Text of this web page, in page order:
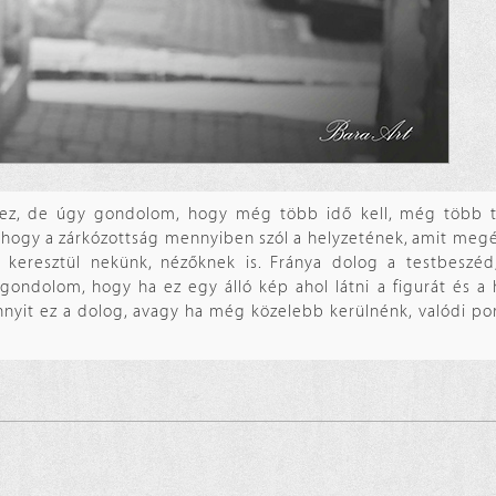
de úgy gondolom, hogy még több idő kell, még több
a zárkózottság mennyiben szól a helyzetének, amit
nekünk, nézőknek is. Fránya dolog a
hogy ha ez egy álló kép ahol látni a figurát és a
ez a dolog, avagy ha még közelebb kerülnénk, valódi